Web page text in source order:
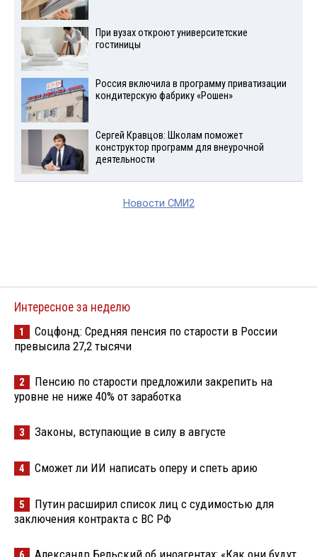
При вузах откроют университетские
гостиницы
Россия включила в программу приватизации
кондитерскую фабрику «Рошен»
Сергей Кравцов: Школам поможет
конструктор программ для внеурочной
деятельности
Новости СМИ2
Интересное за неделю
1
Соцфонд: Средняя пенсия по старости в России
превысила 27,2 тысячи
2
Пенсию по старости предложили закрепить на
уровне не ниже 40% от заработка
3 Законы, вступающие в силу в августе
4 Сможет ли ИИ написать оперу и спеть арию
5
Путин расширил список лиц с судимостью для
заключения контракта с ВС РФ
Александр Бельский об иноагентах: «Как они будут